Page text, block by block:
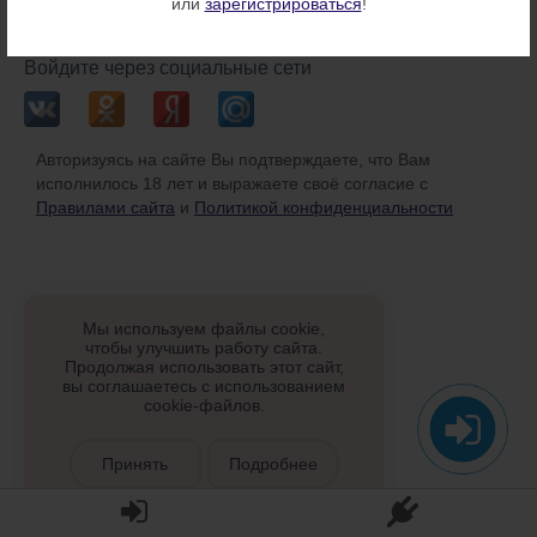
Войдите через социальные сети
Авторизуясь на сайте Вы подтверждаете, что Вам
исполнилось 18 лет и выражаете своё согласие с
Правилами сайта и Политикой конфиденциальности
Мы используем файлы cookie,
чтобы улучшить работу сайта.
Продолжая использовать этот сайт,
вы соглашаетесь с использованием
cookie-файлов.
Принять Подробнее